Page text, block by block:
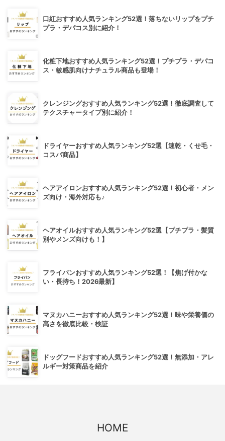
口紅おすすめ人気ランキング52選！落ちないリップをプチ
プラ・デパコス別に紹介！
化粧下地おすすめ人気ランキング52選！プチプラ・デパコ
ス・敏感肌向けナチュラル商品も登場！
クレンジングおすすめ人気ランキング52選！徹底調査して
テクスチャータイプ別に紹介！
ドライヤーおすすめ人気ランキング52選【速乾・くせ毛・
コスパ商品】
ヘアアイロンおすすめ人気ランキング52選！初心者・メン
ズ向け・海外対応も♪
ヘアオイルおすすめ人気ランキング52選【プチプラ・髪質
別やメンズ向けも！】
フライパンおすすめ人気ランキング52選！【焦げ付かな
い・長持ち！2026最新】
マヌカハニーおすすめ人気ランキング52選！味や栄養価の
高さを徹底比較・検証
ドッグフードおすすめ人気ランキング52選！無添加・アレ
ルギー対策商品を紹介
HOME